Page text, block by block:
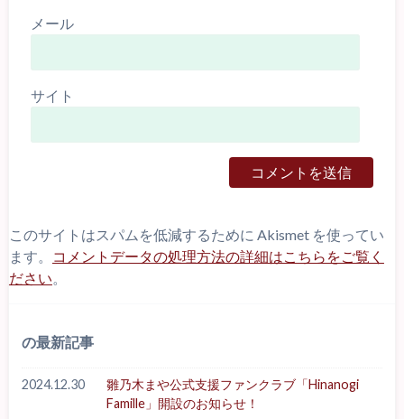
メール
サイト
このサイトはスパムを低減するために Akismet を使ってい
ます。
コメントデータの処理方法の詳細はこちらをご覧く
ださい
の最新記事
2024.12.30
雛乃木まや公式支援ファンクラブ「Hinanogi
Famille」開設のお知らせ！